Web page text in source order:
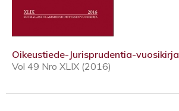
Oikeustiede-Jurisprudentia-vuosikirja
Vol 49 Nro XLIX (2016)